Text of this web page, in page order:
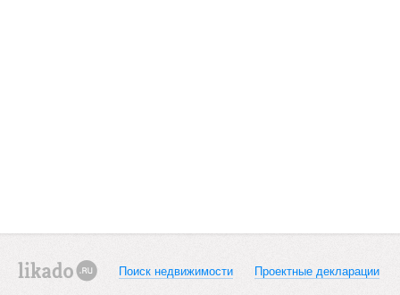
Поиск недвижимости Проектные декларации